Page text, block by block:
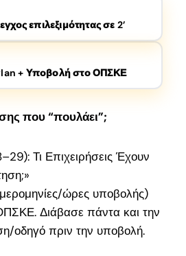
επιλεξιμότητας σε 2’
+ Υποβολή στο ΟΠΣΚΕ
που “πουλάει”;
Τι Επιχειρήσεις Έχουν
ώρες υποβολής)
Διάβασε πάντα και την
οδηγό πριν την υποβολή.